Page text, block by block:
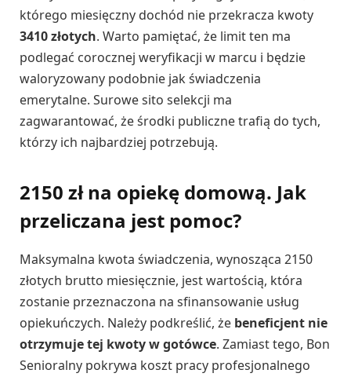
którego miesięczny dochód nie przekracza kwoty
3410 złotych. Warto pamiętać, że limit ten ma
podlegać corocznej weryfikacji w marcu i będzie
waloryzowany podobnie jak świadczenia
emerytalne. Surowe sito selekcji ma
zagwarantować, że środki publiczne trafią do tych,
którzy ich najbardziej potrzebują.
2150 zł na opiekę domową. Jak
przeliczana jest pomoc?
Maksymalna kwota świadczenia, wynosząca 2150
złotych brutto miesięcznie, jest wartością, która
zostanie przeznaczona na sfinansowanie usług
opiekuńczych. Należy podkreślić, że beneficjent nie
otrzymuje tej kwoty w gotówce. Zamiast tego, Bon
Senioralny pokrywa koszt pracy profesjonalnego